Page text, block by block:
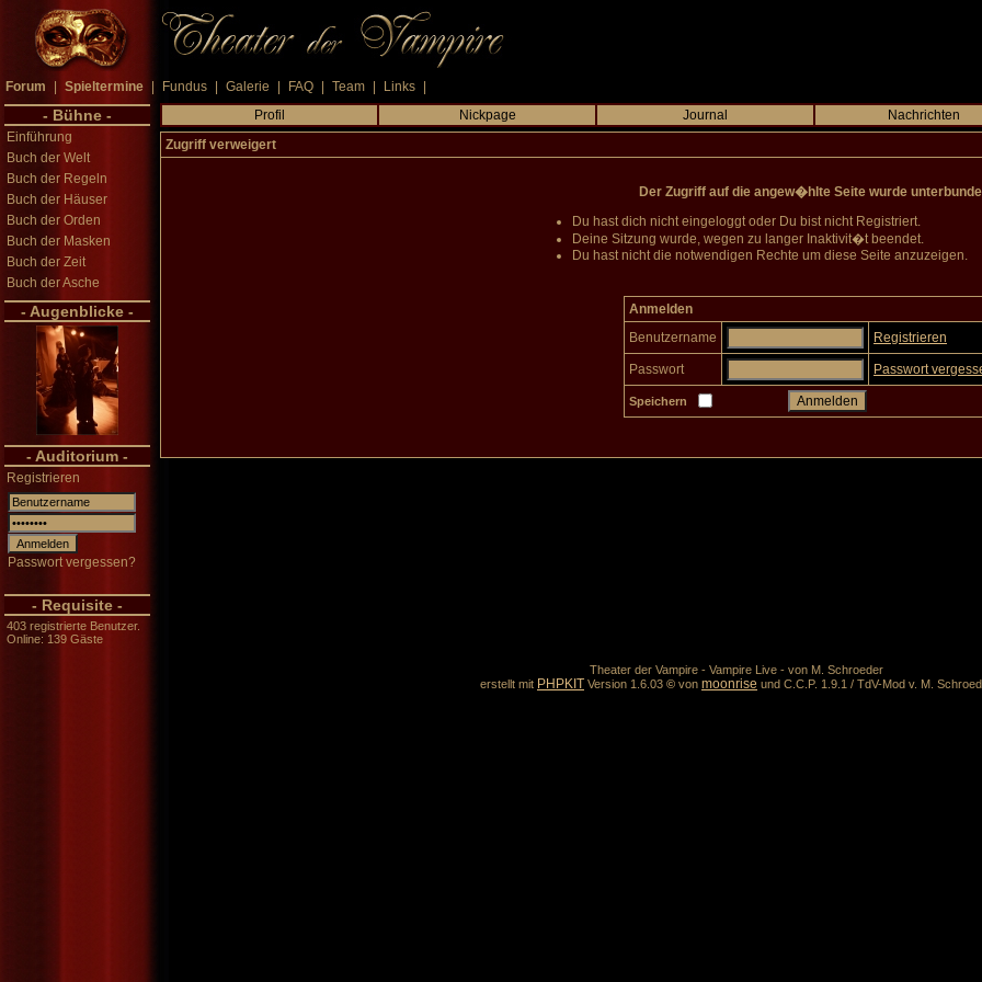
Forum Spieltermine Fundus Galerie FAQ Team Links
- Bühne -
Einführung
Buch der Welt
Buch der Regeln
Buch der Häuser
Buch der Orden
Buch der Masken
Buch der Zeit
Buch der Asche
- Augenblicke -
- Auditorium -
Registrieren
Passwort vergessen?
- Requisite -
403 registrierte Benutzer.
Online: 139 Gäste
Profil Nickpage Journal
Nachrichten
Zugriff verweigert
Der Zugriff auf die angew�hlte Seite wurde
Du hast dich nicht eingeloggt oder Du bist nicht Registriert.
Deine Sitzung wurde, wegen zu langer Inaktivit�t beendet.
Du hast nicht die notwendigen Rechte um diese Seite anzuzeigen.
Anmelden
Benutzername
Registrieren
Passwort Passwort
Speichern
Theater der Vampire - Vampire Live - von M. Schroeder
erstellt mit PHPKIT Version 1.6.03 © von moonrise und C.C.P. 1.9.1 / TdV-Mod v. M.